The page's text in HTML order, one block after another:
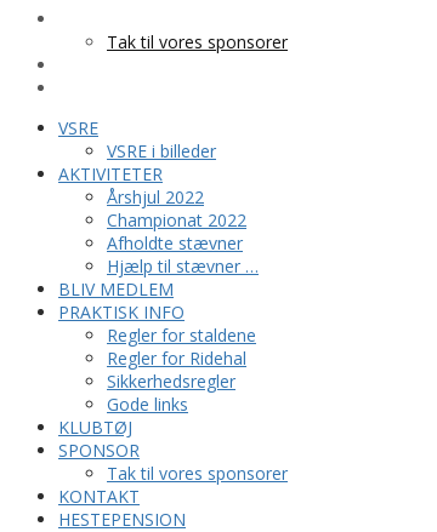
Tak til vores sponsorer
VSRE
VSRE i billeder
AKTIVITETER
Årshjul 2022
Championat 2022
Afholdte stævner
Hjælp til stævner …
BLIV MEDLEM
PRAKTISK INFO
Regler for staldene
Regler for Ridehal
Sikkerhedsregler
Gode links
KLUBTØJ
SPONSOR
Tak til vores sponsorer
KONTAKT
HESTEPENSION